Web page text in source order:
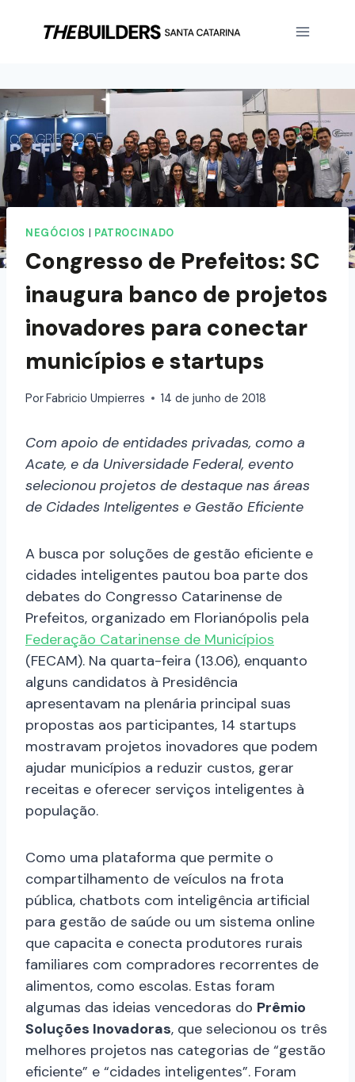
NEGÓCIOS PATROCINADO
Congresso de Prefeitos: SC
inaugura banco de projetos
inovadores para conectar
municípios e startups
PorFabricio Umpierres 14 de junho de 2018
Com apoio de entidades privadas, como a
Acate, e da Universidade Federal, evento
selecionou projetos de destaque nas áreas
de Cidades Inteligentes e Gestão Eficiente
A busca por soluções de gestão eficiente e
cidades inteligentes pautou boa parte dos
debates do Congresso Catarinense de
Prefeitos, organizado em Florianópolis pela
Federação Catarinense de Municípios
(FECAM). Na quarta-feira (13.06), enquanto
alguns candidatos à Presidência
apresentavam na plenária principal suas
propostas aos participantes, 14 startups
mostravam projetos inovadores que podem
ajudar municípios a reduzir custos, gerar
receitas e oferecer serviços inteligentes à
população.
Como uma plataforma que permite o
compartilhamento de veículos na frota
pública, chatbots com inteligência artificial
para gestão de saúde ou um sistema online
que capacita e conecta produtores rurais
familiares com compradores recorrentes de
alimentos, como escolas. Estas foram
algumas das ideias vencedoras do Prêmio
Soluções Inovadoras, que selecionou os três
melhores projetos nas categorias de “gestão
eficiente” e “cidades inteligentes”. Foram